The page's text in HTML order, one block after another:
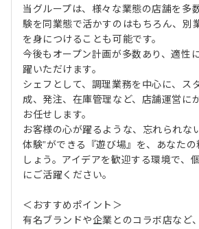
当グループは、様々な業態の店舗を多
験を同業態で活かすのはもちろん、別
を身につけることも可能です。
今後もオープン計画が多数あり、適性
躍いただけます。
シェフとして、調理業務を中心に、ス
成、発注、在庫管理など、店舗運営に
お任せします。
お客様の心が躍るような、忘れられな
体験”ができる『遊び場』を、あなた
しょう。アイデアを歓迎する環境で、
にご活躍ください。
＜おすすめポイント＞
有名ブランドや企業とのコラボ店など